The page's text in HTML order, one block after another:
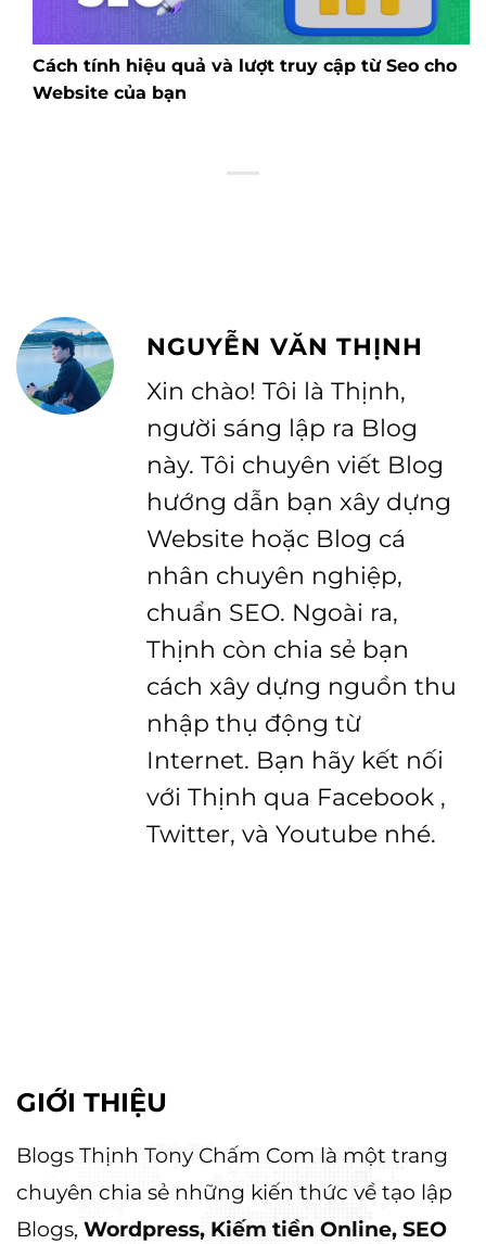
Cách tính hiệu quả và lượt truy cập từ Seo cho
Website của bạn
NGUYỄN VĂN THỊNH
Xin chào! Tôi là Thịnh,
người sáng lập ra Blog
này. Tôi chuyên viết Blog
hướng dẫn bạn xây dựng
Website hoặc Blog cá
nhân chuyên nghiệp,
chuẩn SEO. Ngoài ra,
Thịnh còn chia sẻ bạn
cách xây dựng nguồn thu
nhập thụ động từ
Internet. Bạn hãy kết nối
với Thịnh qua Facebook ,
Twitter, và Youtube nhé.
GIỚI THIỆU
Blogs Thịnh Tony Chấm Com là một trang
chuyên chia sẻ những kiến thức về tạo lập
Blogs, Wordpress, Kiếm tiền Online, SEO